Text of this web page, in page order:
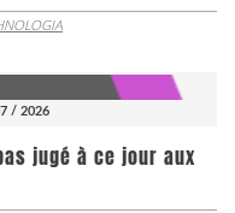
/ 2026
jugé à ce jour aux